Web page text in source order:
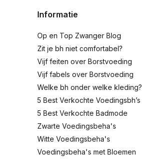
Informatie
Op en Top Zwanger Blog
Zit je bh niet comfortabel?
Vijf feiten over Borstvoeding
Vijf fabels over Borstvoeding
Welke bh onder welke kleding?
5 Best Verkochte Voedingsbh’s
5 Best Verkochte Badmode
Zwarte Voedingsbeha's
Witte Voedingsbeha's
Voedingsbeha's met Bloemen